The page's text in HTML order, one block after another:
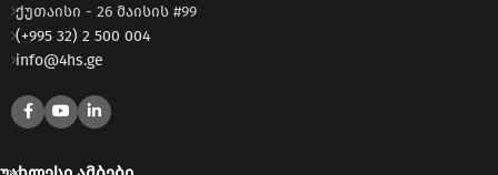
ქუთაისი - 26 მაისის #99
(+995 32) 2 500 004
info@4hs.ge